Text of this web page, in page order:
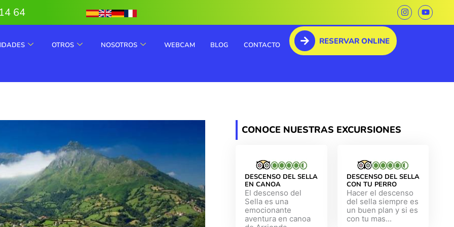
64
I
n
s
Y
o
u
OTROS NOSOTROS WEBCAM BLOG CONTACTO RESERVAR ONLINE
CONOCE NUESTRAS EXCURSIONES
DESCENSO DEL SELLA
EN CANOA
El descenso del
Sella es una
emocionante
aventura en canoa
DESCENSO DEL SELLA
CON TU PERRO
Hacer el descenso
del sella siempre es
un buen plan y si es
con tu mas...